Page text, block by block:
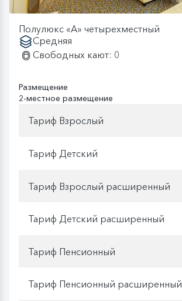
Полулюкс «А» четырехместный
Средняя
Свободных кают: 0
Размещение
2-местное размещение
Тариф Взрослый
Тариф Детский
Тариф Взрослый расширенный
Тариф Детский расширенный
Тариф Пенсионный
Тариф Пенсионный расширенный